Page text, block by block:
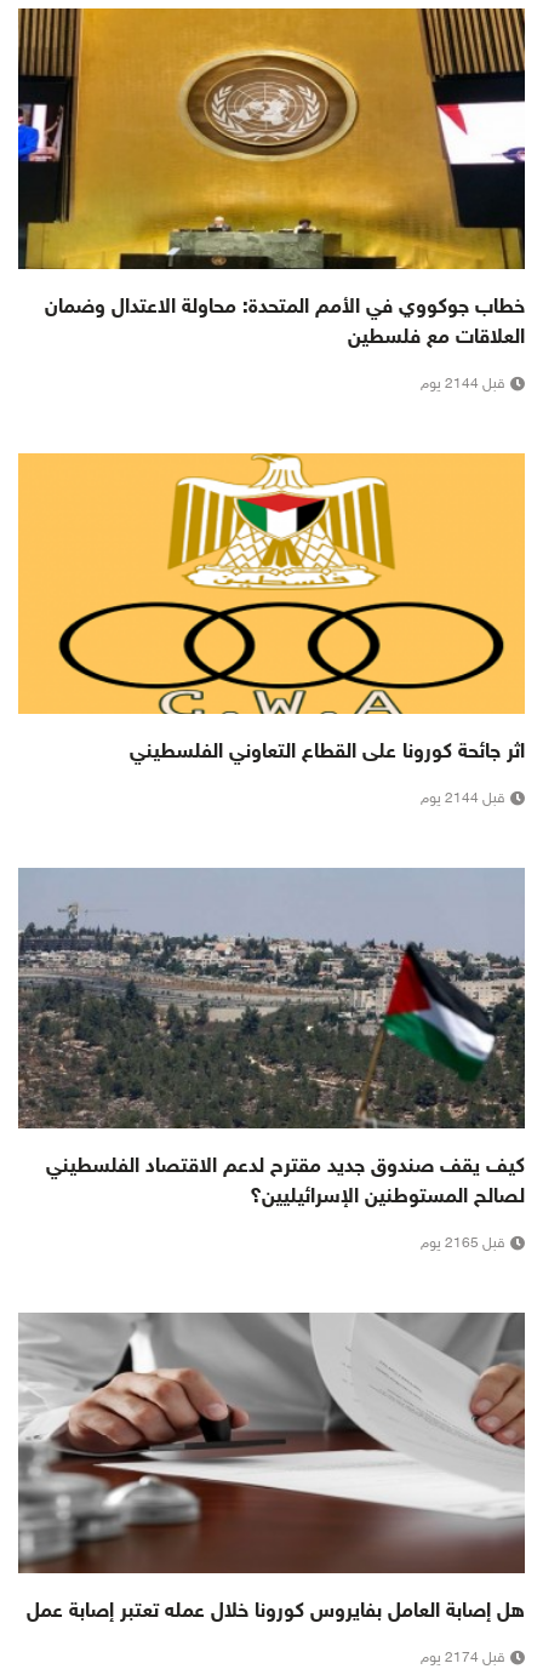
خطاب جوكووي في الأمم المتحدة: محاولة الاعتدال وضمان
العلاقات مع فلسطين
قبل 2144 يوم
اثر جائحة كورونا على القطاع التعاوني الفلسطيني
قبل 2144 يوم
كيف يقف صندوق جديد مقترح لدعم الاقتصاد الفلسطيني
لصالح المستوطنين الإسرائيليين؟
قبل 2165 يوم
هل إصابة العامل بفايروس كورونا خلال عمله تعتبر إصابة عمل
قبل 2174 يوم